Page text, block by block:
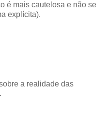
é mais cautelosa e não se
explícita).
a realidade das